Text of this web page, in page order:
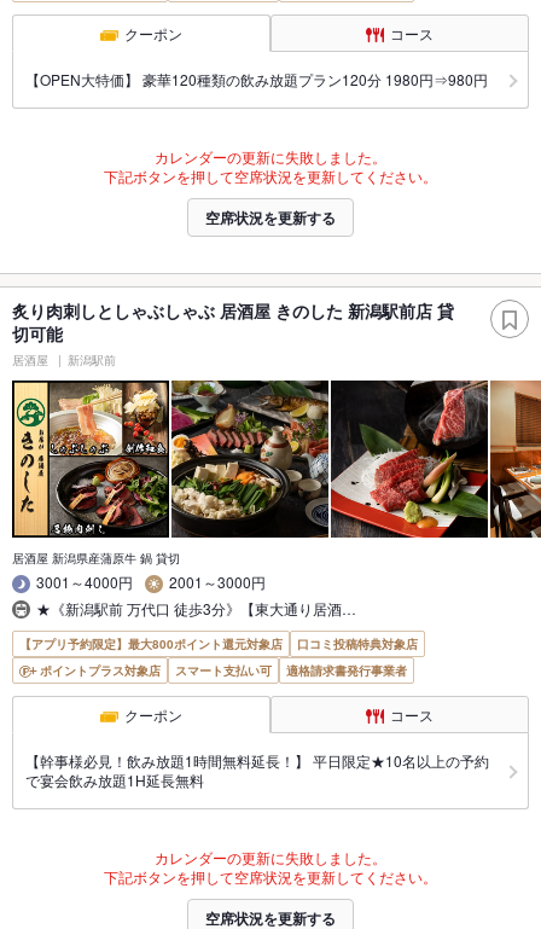
クーポン コース
【OPEN大特価】 豪華120種類の飲み放題プラン120分 1980円⇒980円
カレンダーの更新に失敗しました。
下記ボタンを押して空席状況を更新してください。
空席状況を更新する
炙り肉刺しとしゃぶしゃぶ 居酒屋 きのした 新潟駅前店 貸
切可能
居酒屋 新潟駅前
居酒屋 新潟県産蒲原牛 鍋 貸切
3001～4000円
2001～3000円
★《新潟駅前 万代口 徒歩3分》【東大通り居酒…
【アプリ予約限定】最大800ポイント還元対象店
口コミ投稿特典対象店
ポイントプラス対象店
スマート支払い可 適格請求書発行事業者
クーポン コース
【幹事様必見！飲み放題1時間無料延長！】 平日限定★10名以上の予約
で宴会飲み放題1H延長無料
カレンダーの更新に失敗しました。
下記ボタンを押して空席状況を更新してください。
空席状況を更新する